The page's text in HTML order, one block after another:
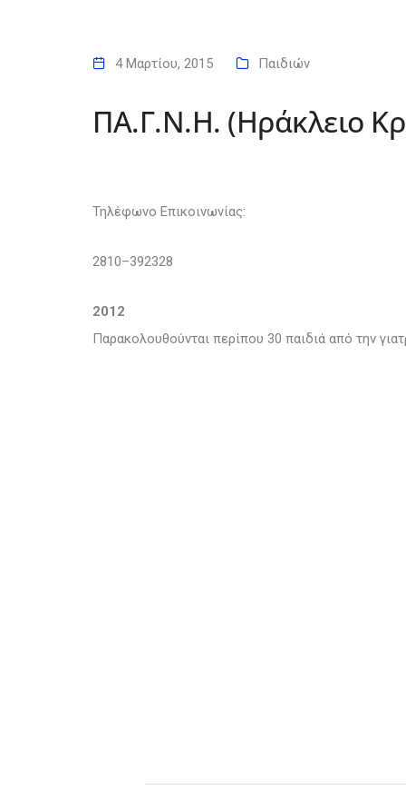
4 Μαρτίου, 2015 Παιδιών
ΠΑ.Γ.Ν.Η. (Ηράκλειο
Τηλέφωνο Επικοινωνίας:
2810–392328
2012
Παρακολουθούνται περίπου 30 παιδιά από την